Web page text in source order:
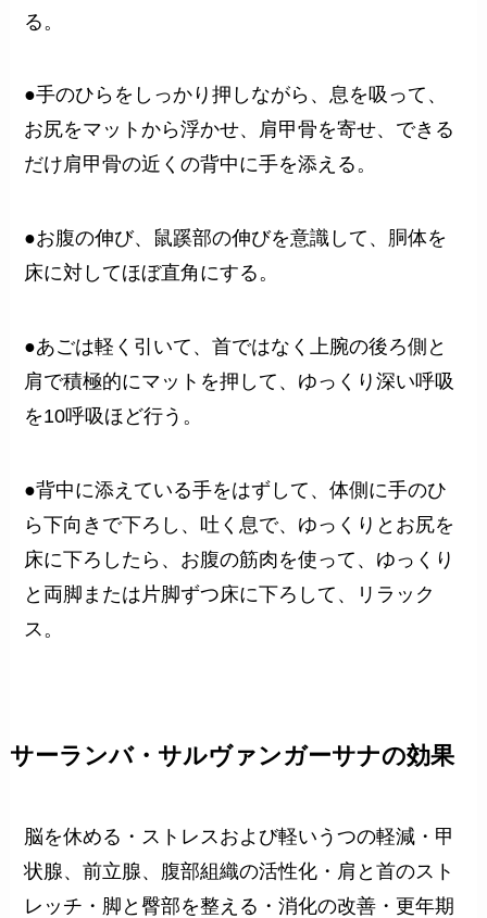
る。
●手のひらをしっかり押しながら、息を吸って、
お尻をマットから浮かせ、肩甲骨を寄せ、できる
だけ肩甲骨の近くの背中に手を添える。
●お腹の伸び、鼠蹊部の伸びを意識して、胴体を
床に対してほぼ直角にする。
●あごは軽く引いて、首ではなく上腕の後ろ側と
肩で積極的にマットを押して、ゆっくり深い呼吸
を10呼吸ほど行う。
●背中に添えている手をはずして、体側に手のひ
ら下向きで下ろし、吐く息で、ゆっくりとお尻を
床に下ろしたら、お腹の筋肉を使って、ゆっくり
と両脚または片脚ずつ床に下ろして、リラック
ス。
サーランバ・サルヴァンガーサナの効果
脳を休める・ストレスおよび軽いうつの軽減・甲
状腺、前立腺、腹部組織の活性化・肩と首のスト
レッチ・脚と臀部を整える・消化の改善・更年期